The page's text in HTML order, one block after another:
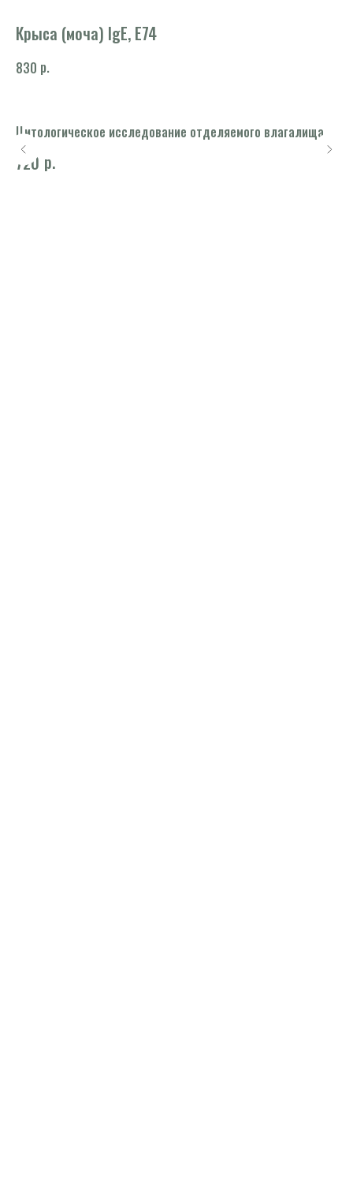
Крыса (моча) IgE, E74
830 р.
Цитологическое исследование отделяемого влагалища
720 р.